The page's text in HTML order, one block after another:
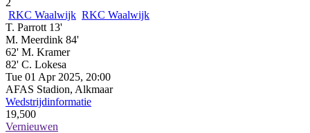
RKC Waalwijk RKC Waalwijk
T. Parrott 13'
M. Meerdink 84'
62' M. Kramer
82' C. Lokesa
Tue 01 Apr 2025, 20:00
AFAS Stadion, Alkmaar
Wedstrijdinformatie
19,500
Vernieuwen